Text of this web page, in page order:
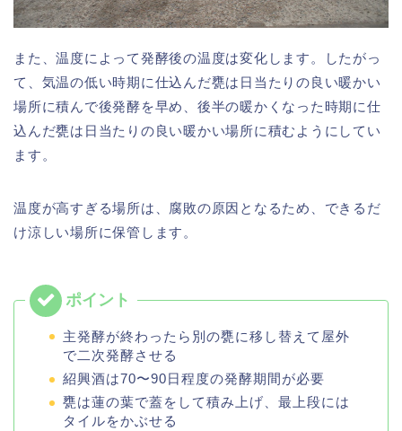
また、温度によって発酵後の温度は変化します。したがっ
て、気温の低い時期に仕込んだ甕は日当たりの良い暖かい
場所に積んで後発酵を早め、後半の暖かくなった時期に仕
込んだ甕は日当たりの良い暖かい場所に積むようにしてい
ます。
温度が高すぎる場所は、腐敗の原因となるため、できるだ
け涼しい場所に保管します。
主発酵が終わったら別の甕に移し替えて屋外
で二次発酵させる
紹興酒は70〜90日程度の発酵期間が必要
甕は蓮の葉で蓋をして積み上げ、最上段には
タイルをかぶせる